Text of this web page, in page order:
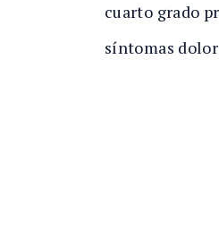
cuarto grado
síntomas